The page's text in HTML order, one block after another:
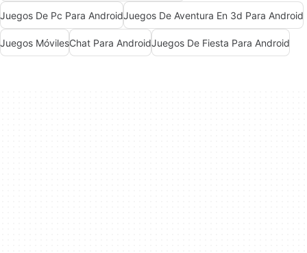
Juegos De Pc Para AndroidJuegos De Aventura En 3d Para Android
Juegos MóvilesChat Para AndroidJuegos De Fiesta Para Android